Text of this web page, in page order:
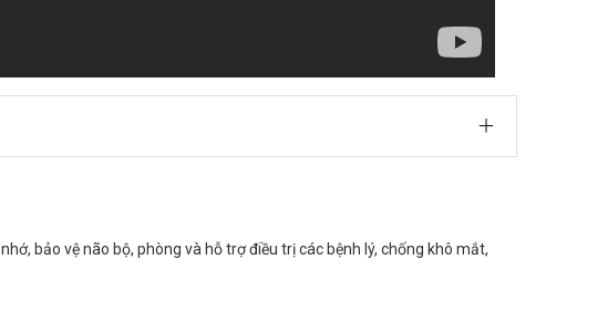
bảo vệ não bộ, phòng và hỗ trợ điều trị các bệnh lý, chống khô mắt,